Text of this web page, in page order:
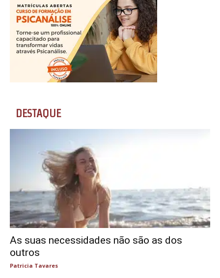
DESTAQUE
As suas necessidades não são as dos
outros
Patricia Tavares